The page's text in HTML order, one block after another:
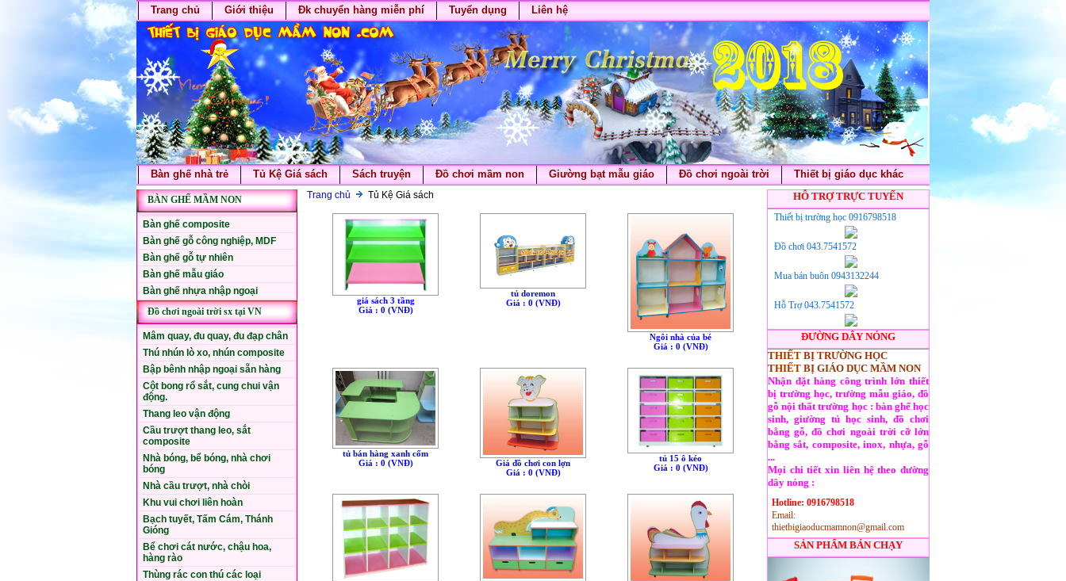
Trang chủ Giới thiệu Đk chuyển hàng miễn phí Tuyển dụng Liên hệ
Bàn ghế nhà trẻ Tủ Kệ Giá sách Sách truyện Đồ chơi mầm non Giường bạt mẫu giáo Đồ chơi ngoài trời Thiết bị giáo dục khác
BÀN GHẾ MẦM NON
Bàn ghế composite
Bàn ghế gỗ công nghiệp, MDF
Bàn ghế gỗ tự nhiên
Bàn ghế mẫu giáo
Bàn ghế nhựa nhập ngoại
Đồ chơi ngoài trời sx tại VN
Mâm quay, đu quay, đu đạp chân
Thú nhún lò xo, nhún composite
Bập bênh nhập ngoại sẵn hàng
Cột bong rổ sắt, cung chui vận
động.
Thang leo vận động
Cầu trượt thang leo, sắt
composite
Nhà bóng, bể bóng, nhà chơi
bóng
Nhà cầu trượt, nhà chòi
Khu vui chơi liên hoàn
Bạch tuyết, Tấm Cám, Thánh
Gióng
Bể chơi cát nước, chậu hoa,
hàng rào
Thùng rác con thú các loại
Trang chủ Tủ Kệ Giá sách
giá sách 3 tầng
Giá : 0 (VNÐ)
tủ doremon
Giá : 0 (VNÐ)
Ngôi nhà của bé
Giá : 0 (VNÐ)
tủ bán hàng xanh cốm
Giá : 0 (VNÐ)
Giá đồ chơi con lợn
Giá : 0 (VNÐ)
tủ 15 ô kéo
Giá : 0 (VNÐ)
HỖ TRỢ TRỰC TUYẾN
Thiết bị trường học 0916798518
Đồ chơi 043.7541572
Mua bán buôn 0943132244
Hỗ Trợ 043.7541572
ĐƯỜNG DÂY NÓNG
THIẾT BỊ TRƯỜNG HỌC
THIẾT BỊ GIÁO DỤC MẦM NON
Nhận đặt hàng công trình lớn thiết
bị trường học, trường mẫu giáo, đồ
gỗ nội thất trường học : bàn ghế học
sinh, giường tủ học sinh, đồ chơi
bằng gỗ, đồ chơi ngoài trời cỡ lớn
bằng sắt, composite, inox, nhựa, gỗ
...
Mọi chi tiết xin liên hệ theo đường
dây nóng :
Hotline: 0916798518
Email:
thietbigiaoducmamnon@gmail.com
SẢN PHẨM BÁN CHẠY